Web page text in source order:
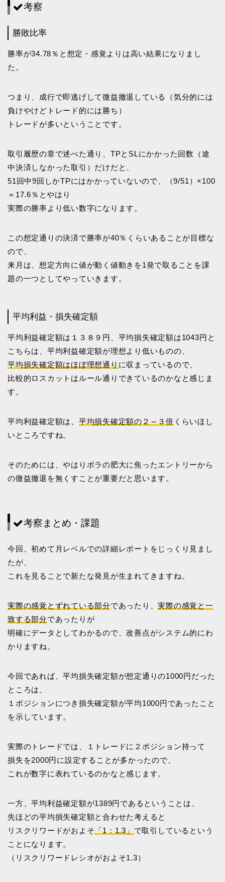
考察
勝敗比率
勝率が34.78％と想定・感覚よりは高い結果になりまし
た。
つまり、成行で即逃げして微益撤退している（気分的には
負けやけどトレード的には勝ち）
トレードが多いということです。
取引履歴の章で述べた通り、TPとSLにかかった回数（途
中決済しなかった取引）だけだと、
51回中9回しかTPにはかかっていないので、（9/51）×100
＝17.6％とやはり
実際の勝率より低い数字になります。
この想定通りの決済で勝率が40％くらいあることが目標な
ので、
来月は、想定方向に値が動く値動きを1発で取ることを課
題の一つとしてやっていきます。
平均利益・損失確定額
平均利益確定額は１３８９円、平均損失確定額は1043円と
こちらは、平均利益確定額が理想より低いものの、
平均損失確定額はほぼ理想通り に収まっているので、
比較的ロスカットはルール通りできているのかなと感じま
す。
平均利益確定額は、 平均損失確定額の２～３倍 くらいほし
いところですね。
そのためには、やはりボラの肥大に焦ったエントリーから
の微益撤退を無くすことが重要だと思います。
考察まとめ・課題
今回、初めて月レベルでの詳細レポートをじっくり見まし
たが、
これを見ることで新たな発見が生まれてきますね。
実際の感覚とずれている部分であったり、実際の感覚と一
致する部分であったりが
明確にデータとしてわかるので、改善点がシステム的にわ
かりますね。
今回であれば、平均損失確定額が想定通りの1000円だった
ところは、
１ポジションにつき損失確定額が平均1000円であったこと
を示しています。
実際のトレードでは、１トレードに２ポジション持って
損失を2000円に設定することが多かったので、
これが数字に表れているのかなと感じます。
一方、平均利益確定額が1389円であるということは、
先ほどの平均損失確定額と合わせた考えると
リスクリワードがおよそ 「1：1.3」 で取引しているという
ことになります。
（リスクリワードレシオがおよそ1.3）